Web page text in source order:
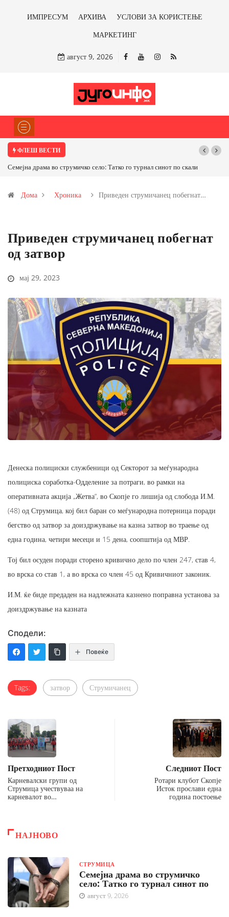
ИМПРЕСУМ АРХИВА
УСЛОВИ ЗА КОРИСТЕЊЕ
МАРКЕТИНГ
август 9, 2026
ФЛЕШ ВЕСТИ
Семејна драма во струмичко село: Татко го турнал синот по скали
бакарот
Дома Хроника Приведен струмичанец побегнат…
Приведен струмичанец побегнат
од затвор
мај 29, 2023
Денеска полициски службеници од Секторот за меѓународна
полициска соработка-Одделение за потраги, во рамки на
оперативната акција „Жетва“, во Скопје го лишија од слобода И.М.
(48) од Струмица, кој бил баран со меѓународна потерница поради
бегство од затвор за доиздржување на казна затвор во траење од
една година, четири месеци и 15 дена, соопштија од МВР.
Тој бил осуден поради сторено кривично дело по член 247, став 4,
во врска со став 1, а во врска со член 45 од Кривичниот законик.
И.М. ќе биде предаден на надлежната казнено поправна установа за
доиздржување на казната
Сподели:
Повеќе
Tags: затвор Струмичанец
Претходниот Пост
Карневалски групи од
Струмица учествуваа на
карневалот во…
Следниот Пост
Ротари клубот Скопје
Исток прослави една
година постоење
НАЈНОВО
СТРУМИЦА
Семејна драма во струмичко
село: Татко го турнал синот по
август 9, 2026